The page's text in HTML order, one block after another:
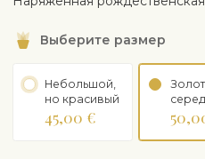
Выберите размер
Небольшой,
но красивый
45,00 €